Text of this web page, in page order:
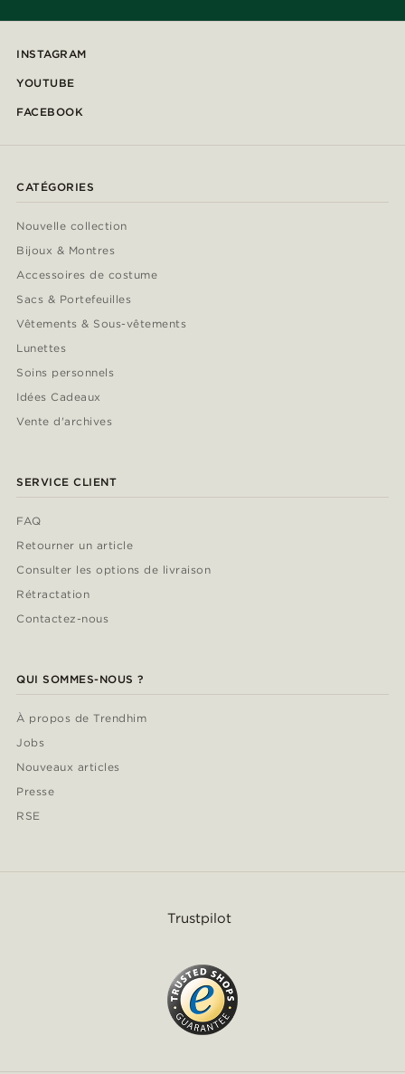
INSTAGRAM
YOUTUBE
FACEBOOK
CATÉGORIES
Nouvelle collection
Bijoux & Montres
Accessoires de costume
Sacs & Portefeuilles
Vêtements & Sous-vêtements
Lunettes
Soins personnels
Idées Cadeaux
Vente d'archives
SERVICE CLIENT
FAQ
Retourner un article
Consulter les options de livraison
Rétractation
Contactez-nous
QUI SOMMES-NOUS ?
À propos de Trendhim
Jobs
Nouveaux articles
Presse
RSE
Trustpilot